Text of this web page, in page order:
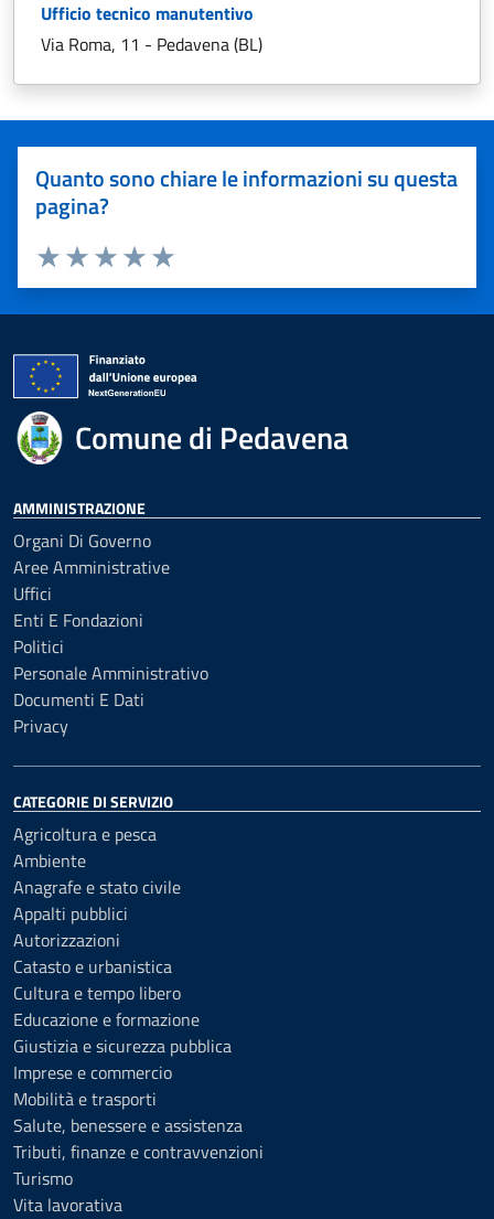
Ufficio tecnico manutentivo
Via Roma, 11 - Pedavena (BL)
Quanto sono chiare le informazioni su questa
pagina?
Valuta 5 stelle su 5
Valuta 4 stelle su 5
Valuta 3 stelle su 5
Valuta 2 stelle su 5
Valuta 1 stelle su 5
Comune di Pedavena
AMMINISTRAZIONE
Organi Di Governo
Aree Amministrative
Uffici
Enti E Fondazioni
Politici
Personale Amministrativo
Documenti E Dati
Privacy
CATEGORIE DI SERVIZIO
Agricoltura e pesca
Ambiente
Anagrafe e stato civile
Appalti pubblici
Autorizzazioni
Catasto e urbanistica
Cultura e tempo libero
Educazione e formazione
Giustizia e sicurezza pubblica
Imprese e commercio
Mobilità e trasporti
Salute, benessere e assistenza
Tributi, finanze e contravvenzioni
Turismo
Vita lavorativa